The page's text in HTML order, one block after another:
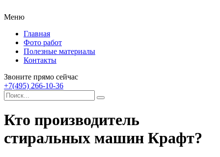
Меню
Главная
Фото работ
Полезные материалы
Контакты
Звоните прямо сейчас
+7(495) 266-10-36
Кто производитель
стиральных машин Крафт?